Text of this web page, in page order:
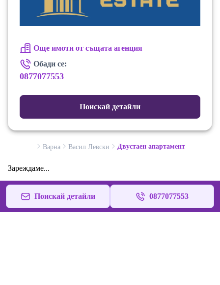
Още имоти от същата агенция
Обади се:
0877077553
Поискай детайли
Варна Васил Левски Двустаен апартамент
Зареждаме...
Поискай детайли 0877077553